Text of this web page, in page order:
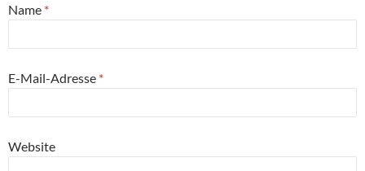
Name *
E-Mail-Adresse *
Website